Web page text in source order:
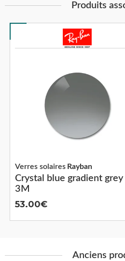
Produits
Crystal blue gradient grey
3M
Verres solaires Rayban
53.00
Anciens